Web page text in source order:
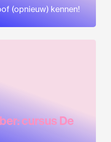
(opnieuw) kennen!
cursus De